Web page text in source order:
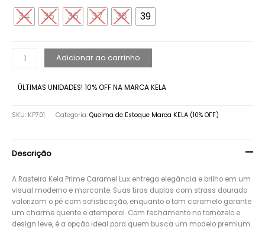
34 35 36 37 38 39
Adicionar ao carrinho
ÚLTIMAS UNIDADES! 10% OFF NA MARCA KELA
SKU: KP701 Categoria: Queima de Estoque Marca KELA (10% OFF)
Descrição
A Rasteira Kela Prime Caramel Lux entrega elegância e brilho em um
visual moderno e marcante. Suas tiras duplas com strass dourado
valorizam o pé com sofisticação, enquanto o tom caramelo garante
um charme quente e atemporal. Com fechamento no tornozelo e
design leve, é a opção ideal para quem busca um modelo premium